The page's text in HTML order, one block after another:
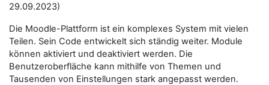
29.09.2023)
Die Moodle-Plattform ist ein komplexes System mit vielen
Teilen. Sein Code entwickelt sich ständig weiter. Module
können aktiviert und deaktiviert werden. Die
Benutzeroberfläche kann mithilfe von Themen und
Tausenden von Einstellungen stark angepasst werden.